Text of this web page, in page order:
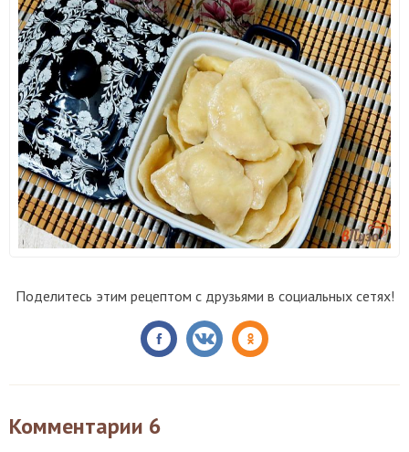
Поделитесь этим рецептом с друзьями в социальных сетях!
Комментарии 6